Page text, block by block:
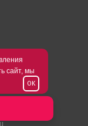
сайт, мы
OK